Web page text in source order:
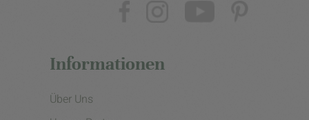
Informationen
Über Uns